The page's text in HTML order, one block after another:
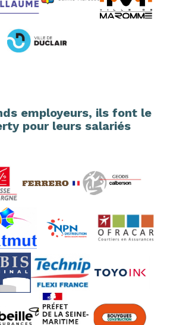
employeurs, ils font le
pour leurs salariés